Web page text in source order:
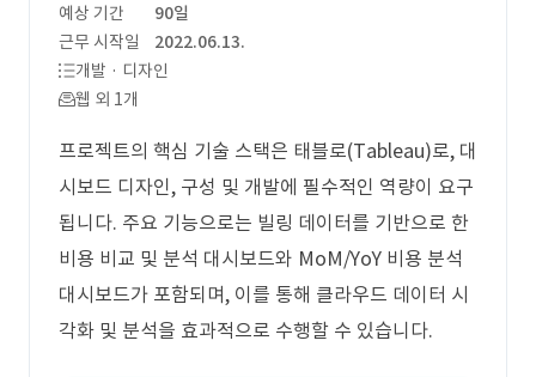
예상 기간
90일
근무 시작일
2022.06.13.
개발 · 디자인
웹 외 1개
프로젝트의 핵심 기술 스택은 태블로(Tableau)로, 대
시보드 디자인, 구성 및 개발에 필수적인 역량이 요구
됩니다. 주요 기능으로는 빌링 데이터를 기반으로 한
비용 비교 및 분석 대시보드와 MoM/YoY 비용 분석
대시보드가 포함되며, 이를 통해 클라우드 데이터 시
각화 및 분석을 효과적으로 수행할 수 있습니다.